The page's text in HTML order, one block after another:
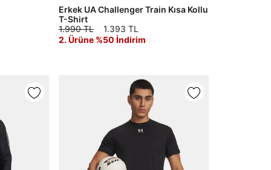
Erkek UA Challenger Train Kısa Kollu
T-Shirt
1.990 TL
1.393 TL
2. Ürüne %50 İndirim